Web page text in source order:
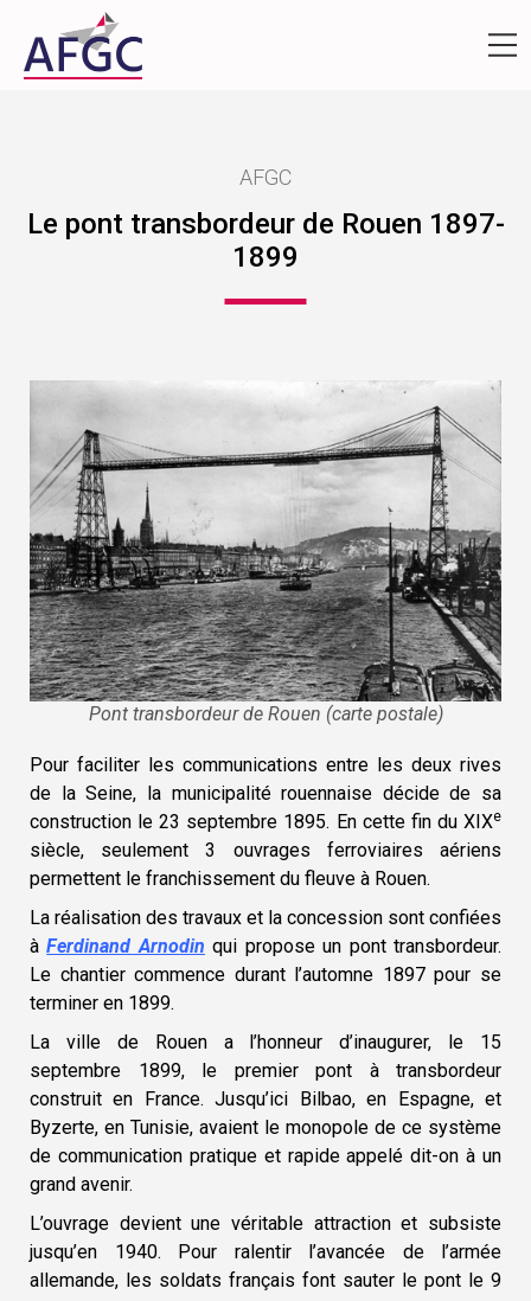
AFGC
Le pont transbordeur de Rouen 1897-
1899
Pont transbordeur de Rouen (carte postale)
Pour faciliter les communications entre les deux rives
de la Seine, la municipalité rouennaise décide de sa
construction le 23 septembre 1895. En cette fin du XIXe
siècle, seulement 3 ouvrages ferroviaires aériens
permettent le franchissement du fleuve à Rouen.
La réalisation des travaux et la concession sont confiées
àFerdinand Arnodin qui propose un pont transbordeur.
Le chantier commence durant l’automne 1897 pour se
terminer en 1899.
La ville de Rouen a l’honneur d’inaugurer, le 15
septembre 1899, le premier pont à transbordeur
construit en France. Jusqu’ici Bilbao, en Espagne, et
Byzerte, en Tunisie, avaient le monopole de ce système
de communication pratique et rapide appelé dit-on à un
grand avenir.
L’ouvrage devient une véritable attraction et subsiste
jusqu’en 1940. Pour ralentir l’avancée de l’armée
allemande, les soldats français font sauter le pont le 9